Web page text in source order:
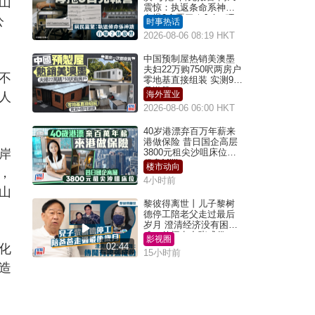
震惊：执返条命系神迹
自爆2个恶习｜Juicy叮
时事热话
2026-08-06 08:19 HKT
中国预制屋热销美澳墨
夫妇22万购750呎两房户
零地基直接组装 实测9个
月激赞
海外置业
2026-08-06 06:00 HKT
40岁港漂弃百万年薪来
港做保险 昔日国企高层
3800元租尖沙咀床位｜
租盘Million
楼市动向
4小时前
02:44
黎彼得离世丨儿子黎树
德停工陪老父走过最后
岁月 澄清经济没有困
难：传闻有夸张成份
影视圈
15小时前